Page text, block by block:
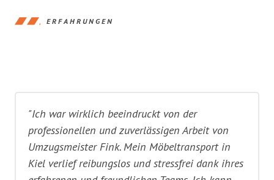
ERFAHRUNGEN
"Ich war wirklich beeindruckt von der
professionellen und zuverlässigen Arbeit von
Umzugsmeister Fink. Mein Möbeltransport in
Kiel verlief reibungslos und stressfrei dank ihres